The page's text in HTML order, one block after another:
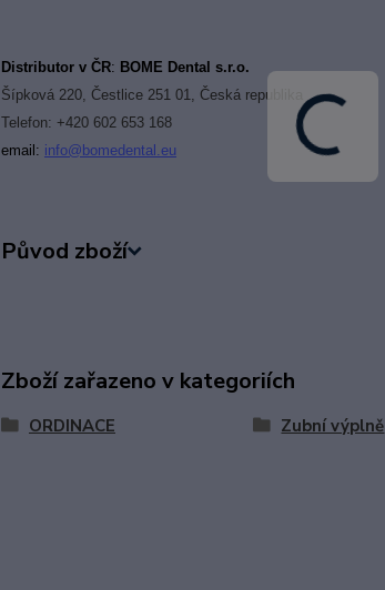
Distributor v ČR: BOME Dental s.r.o.
Šípková 220, Čestlice 251 01, Česká republika
Telefon: +420 602 653 168
email: info@bomedental.eu
Původ zboží
Zboží zařazeno v kategoriích
ORDINACE Zubní výplně